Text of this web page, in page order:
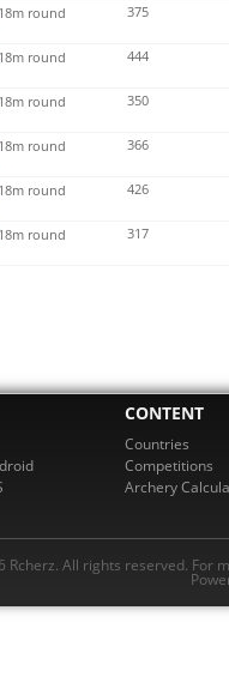
18m round 375
18m round 444
18m round 350
18m round 366
18m round 426
18m round 317
CONTENT
Countries
Competitions
Archery
Rcherz. All rights reserved. For